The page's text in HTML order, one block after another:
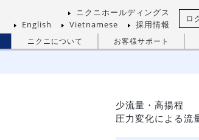
ニクニホールディングス
English
Vietnamese 採用情報
ロ
ニクニについて お客様サポート
少流量・高揚程
圧力変化による流